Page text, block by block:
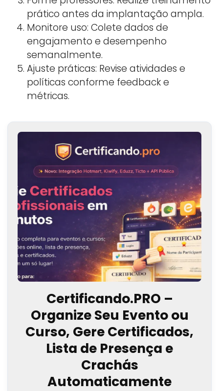
prático antes da implantação ampla.
Monitore uso: Colete dados de
engajamento e desempenho
semanalmente.
Ajuste práticas: Revise atividades e
políticas conforme feedback e
métricas.
Certificando.PRO –
Organize Seu Evento ou
Curso, Gere Certificados,
Lista de Presença e
Crachás
Automaticamente